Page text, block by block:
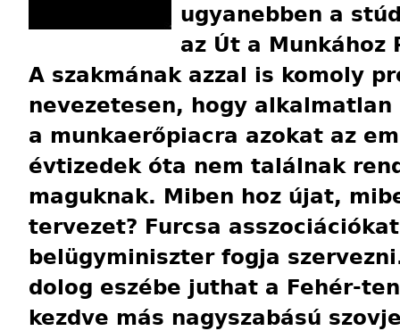
ugyanebben a
az Út a
A szakmának azzal is komoly
nevezetesen, hogy
a munkaerőpiacra azokat az
évtizedek óta nem találnak
maguknak. Miben hoz újat,
tervezet? Furcsa
belügyminiszter fogja
dolog eszébe juthat a Fehér-
kezdve más nagyszabású